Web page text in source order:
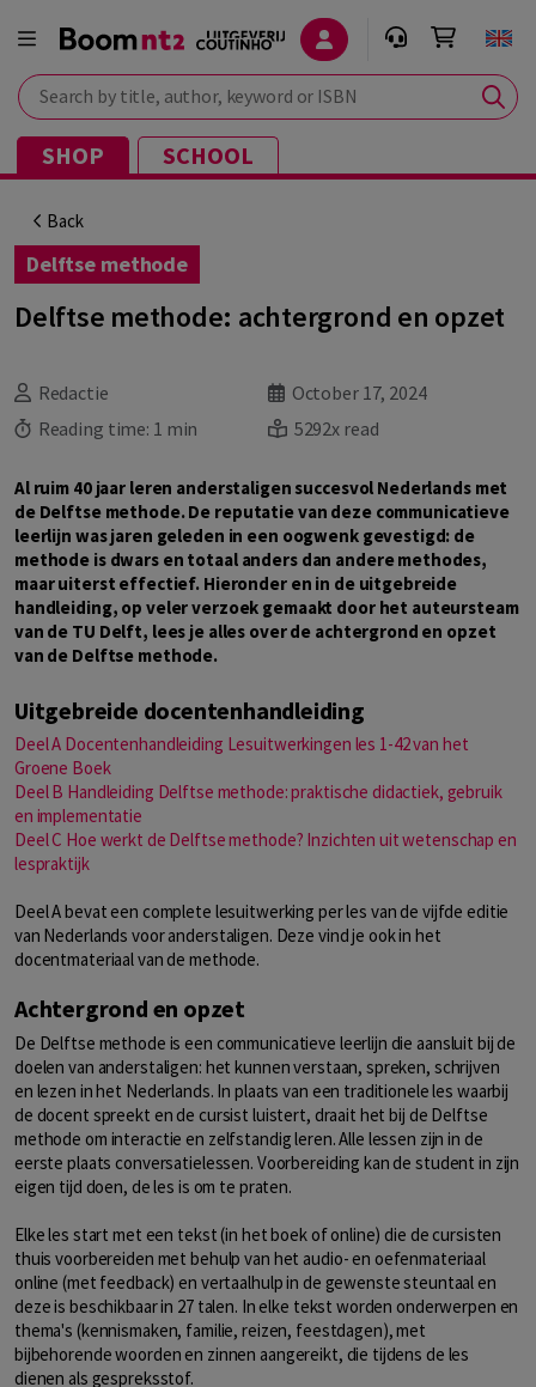
Search by title, author, keyword or ISBN
SHOP SCHOOL
Back
Delftse methode
Delftse methode: achtergrond en opzet
Redactie
October 17, 2024
Reading time: 1 min 5292x read
Al ruim 40 jaar leren anderstaligen succesvol Nederlands met
de Delftse methode. De reputatie van deze communicatieve
leerlijn was jaren geleden in een oogwenk gevestigd: de
methode is dwars en totaal anders dan andere methodes,
maar uiterst effectief. Hieronder en in de uitgebreide
handleiding, op veler verzoek gemaakt door het auteursteam
van de TU Delft, lees je alles over de achtergrond en opzet
van de Delftse methode.
Uitgebreide docentenhandleiding
Deel A Docentenhandleiding Lesuitwerkingen les 1-42 van het
Groene Boek
Deel B Handleiding Delftse methode: praktische didactiek, gebruik
en implementatie
Deel C Hoe werkt de Delftse methode? Inzichten uit wetenschap en
lespraktijk
Deel A bevat een complete lesuitwerking per les van de vijfde editie
van Nederlands voor anderstaligen. Deze vind je ook in het
docentmateriaal van de methode.
Achtergrond en opzet
De Delftse methode is een communicatieve leerlijn die aansluit bij de
doelen van anderstaligen: het kunnen verstaan, spreken, schrijven
en lezen in het Nederlands. In plaats van een traditionele les waarbij
de docent spreekt en de cursist luistert, draait het bij de Delftse
methode om interactie en zelfstandig leren. Alle lessen zijn in de
eerste plaats conversatielessen. Voorbereiding kan de student in zijn
eigen tijd doen, de les is om te praten.
Elke les start met een tekst (in het boek of online) die de cursisten
thuis voorbereiden met behulp van het audio- en oefenmateriaal
online (met feedback) en vertaalhulp in de gewenste steuntaal en
deze is beschikbaar in 27 talen. In elke tekst worden onderwerpen en
thema's (kennismaken, familie, reizen, feestdagen), met
bijbehorende woorden en zinnen aangereikt, die tijdens de les
dienen als gespreksstof.